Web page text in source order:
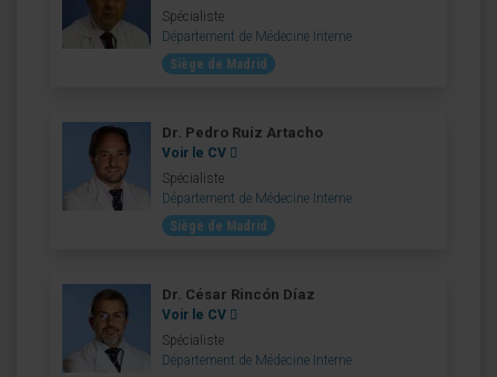
Spécialiste
Département de Médecine Interne
Siège de Madrid
Dr. Pedro Ruiz Artacho
Voir le CV
Spécialiste
Département de Médecine Interne
Siège de Madrid
Dr. César Rincón Díaz
Voir le CV
Spécialiste
Département de Médecine Interne